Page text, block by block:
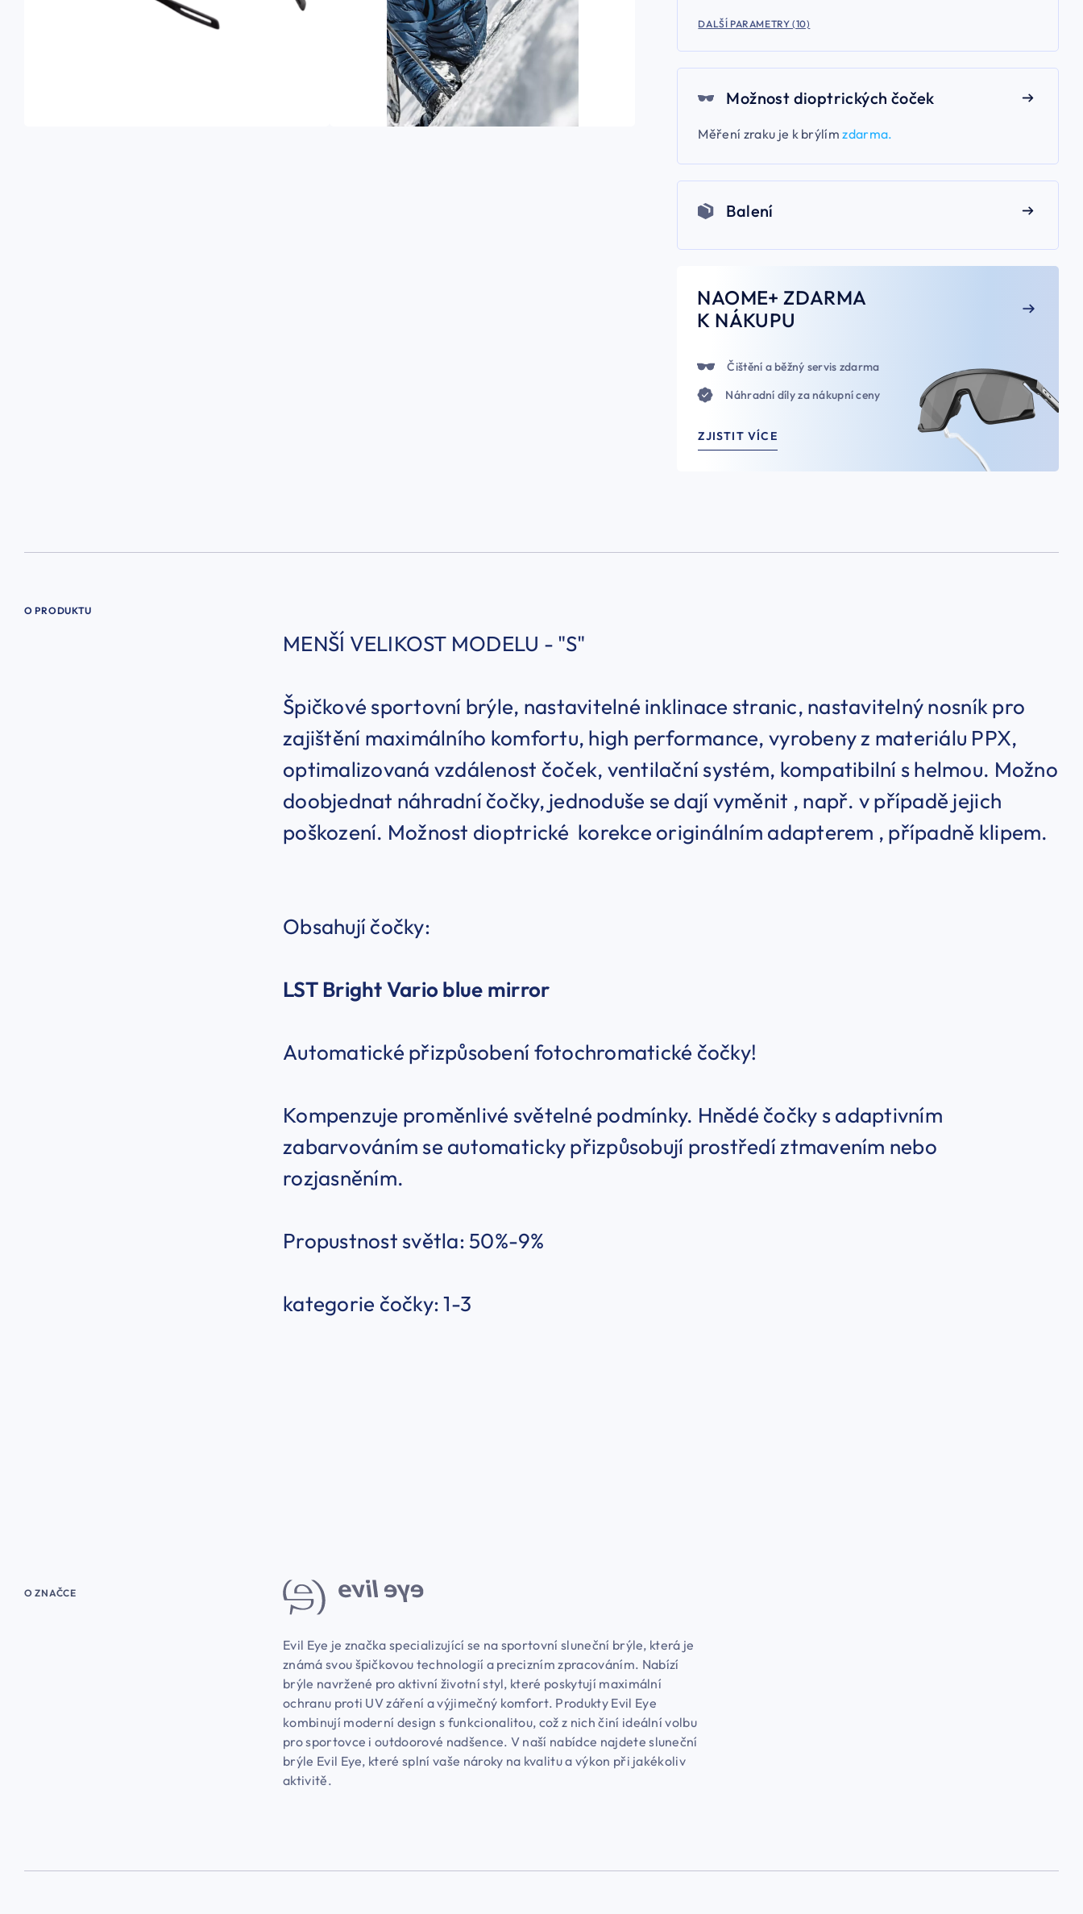
DALŠÍ PARAMETRY (10)
Možnost dioptrických čoček
Měření zraku je k brýlímzdarma.
Balení
NAOME+ ZDARMA
K NÁKUPU
Čištění a běžný servis zdarma
Náhradní díly za nákupní ceny
ZJISTIT VÍCE
O PRODUKTU
MENŠÍ VELIKOST MODELU - "S"
Špičkové sportovní brýle, nastavitelné inklinace stranic, nastavitelný nosník pro
zajištění maximálního komfortu, high performance, vyrobeny z materiálu PPX,
optimalizovaná vzdálenost čoček, ventilační systém, kompatibilní s helmou. Možno
doobjednat náhradní čočky, jednoduše se dají vyměnit , např. v případě jejich
poškození. Možnost dioptrické korekce originálním adapterem , případně klipem.
Obsahují čočky:
LSTBright Vario blue mirror
Automatické přizpůsobení fotochromatické čočky!
Kompenzuje proměnlivé světelné podmínky. Hnědé čočky s adaptivním
zabarvováním se automaticky přizpůsobují prostředí ztmavením nebo
rozjasněním.
Propustnost světla: 50%-9%
kategorie čočky: 1-3
O ZNAČCE
Evil Eye je značka specializující se na sportovní sluneční brýle, která je
známá svou špičkovou technologií a precizním zpracováním. Nabízí
brýle navržené pro aktivní životní styl, které poskytují maximální
ochranu proti UV záření a výjimečný komfort. Produkty Evil Eye
kombinují moderní design s funkcionalitou, což z nich činí ideální volbu
pro sportovce i outdoorové nadšence. V naší nabídce najdete sluneční
brýle Evil Eye, které splní vaše nároky na kvalitu a výkon při jakékoliv
aktivitě.